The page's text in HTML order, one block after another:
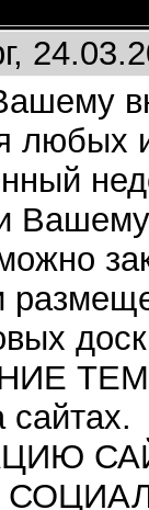
любых
Вашему
сайтах.